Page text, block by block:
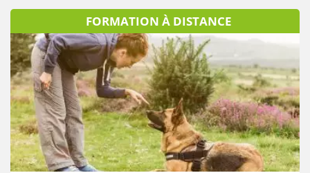
FORMATION À DISTANCE